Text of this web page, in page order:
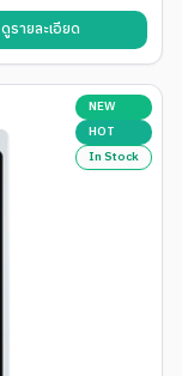
ดูรายละเอียด
NEW
HOT
In Stock